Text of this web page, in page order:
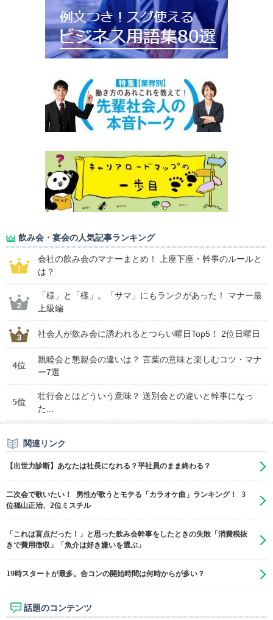
飲み会・宴会の人気記事ランキング
会社の飲み会のマナーまとめ！ 上座下座・幹事のルールと
は？
「様」と「樣」。「サマ」にもランクがあった！ マナー最
上級編
社会人が飲み会に誘われるとつらい曜日Top5！ 2位日曜日
4位
親睦会と懇親会の違いは？ 言葉の意味と楽しむコツ・マナ
ー7選
5位
壮行会とはどういう意味？ 送別会との違いと幹事になっ
た...
関連リンク
【出世力診断】あなたは社長になれる？平社員のまま終わる？
二次会で歌いたい！ 男性が歌うとモテる「カラオケ曲」ランキング！ 3
位福山正治、2位ミスチル
「これは盲点だった！」と思った飲み会幹事をしたときの失敗「消費税抜
きで費用徴収」「魚介は好き嫌いを選ぶ」
19時スタートが最多。合コンの開始時間は何時からが多い？
話題のコンテンツ